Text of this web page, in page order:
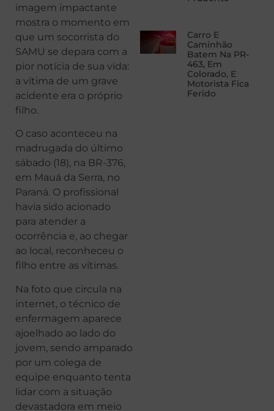
imagem impactante
mostra o momento em
que um socorrista do
SAMU se depara com a
pior notícia de sua vida:
a vítima de um grave
acidente era o próprio
filho.
O caso aconteceu na
madrugada do último
sábado (18), na BR-376,
em Mauá da Serra, no
Paraná. O profissional
havia sido acionado
para atender a
ocorrência e, ao chegar
ao local, reconheceu o
filho entre as vítimas.
Na foto que circula na
internet, o técnico de
enfermagem aparece
ajoelhado ao lado do
jovem, sendo amparado
por um colega de
equipe enquanto tenta
lidar com a situação
devastadora em meio
Carro E
Caminhão
Batem Na PR-
463, Em
Colorado, E
Motorista Fica
Ferido